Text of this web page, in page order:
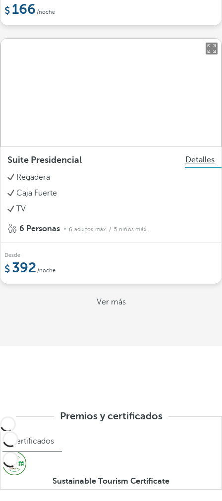
166 /noche
Suite Presidencial
Detalles
Regadera
Caja Fuerte
TV
6 Personas 6 adultos máx. / 5 niños máx.
Desde
392 /noche
Ver más
Premios y certificados
Certificados
Sustainable Tourism Certificate